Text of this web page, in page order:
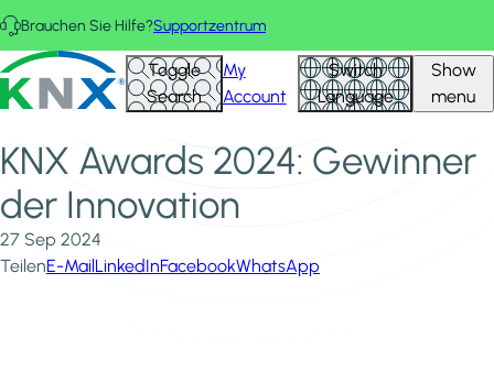
Direkt zum Inhalt
Brauchen Sie Hilfe?Supportzentrum
KNX - Homepage Toggle
Search
My
Account
Switch
Language
Show
menu
Startseite
Neuigkeiten und Einblicke
KNX Awards 2024: Gewinner der Innovation
KNX Awards 2024: Gewinner
der Innovation
27 Sep 2024
TeilenE-MailLinkedInFacebookWhatsApp